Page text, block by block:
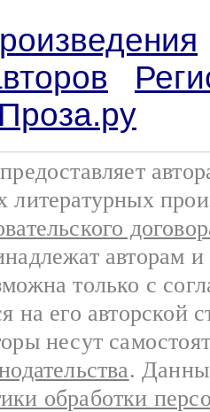
Проза.ру
литературных
авторам
только с
на его авторской
несут
.
обработки